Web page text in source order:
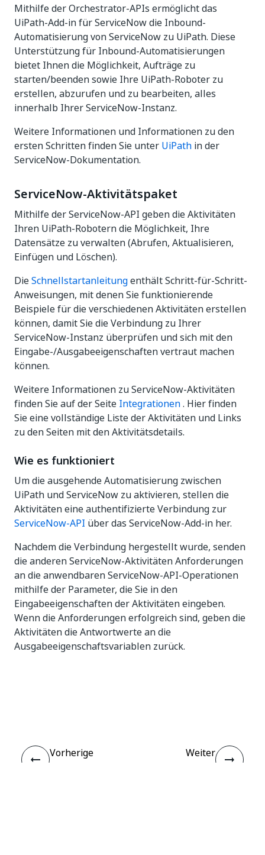
Mithilfe der Orchestrator-APIs ermöglicht das
UiPath-Add-in für ServiceNow die Inbound-
Automatisierung von ServiceNow zu UiPath. Diese
Unterstützung für Inbound-Automatisierungen
bietet Ihnen die Möglichkeit, Aufträge zu
starten/beenden sowie Ihre UiPath-Roboter zu
erstellen, abzurufen und zu bearbeiten, alles
innerhalb Ihrer ServiceNow-Instanz.
Weitere Informationen und Informationen zu den
ersten Schritten finden Sie unter UiPath in der
ServiceNow-Dokumentation.
ServiceNow-Aktivitätspaket
Mithilfe der ServiceNow-API geben die Aktivitäten
Ihren UiPath-Robotern die Möglichkeit, Ihre
Datensätze zu verwalten (Abrufen, Aktualisieren,
Einfügen und Löschen).
DieSchnellstartanleitungenthält Schritt-für-Schritt-
Anweisungen, mit denen Sie funktionierende
Beispiele für die verschiedenen Aktivitäten erstellen
können, damit Sie die Verbindung zu Ihrer
ServiceNow-Instanz überprüfen und sich mit den
Eingabe-/Ausgabeeigenschaften vertraut machen
können.
Weitere Informationen zu ServiceNow-Aktivitäten
finden Sie auf der Seite Integrationen. Hier finden
Sie eine vollständige Liste der Aktivitäten und Links
zu den Seiten mit den Aktivitätsdetails.
Wie es funktioniert
Um die ausgehende Automatisierung zwischen
UiPath und ServiceNow zu aktivieren, stellen die
Aktivitäten eine authentifizierte Verbindung zur
ServiceNow-API über das ServiceNow-Add-in her.
Nachdem die Verbindung hergestellt wurde, senden
die anderen ServiceNow-Aktivitäten Anforderungen
an die anwendbaren ServiceNow-API-Operationen
mithilfe der Parameter, die Sie in den
Eingabeeigenschaften der Aktivitäten eingeben.
Wenn die Anforderungen erfolgreich sind, geben die
Aktivitäten die Antwortwerte an die
Ausgabeeigenschaftsvariablen zurück.
Vorherige
Weiter
Einrichten